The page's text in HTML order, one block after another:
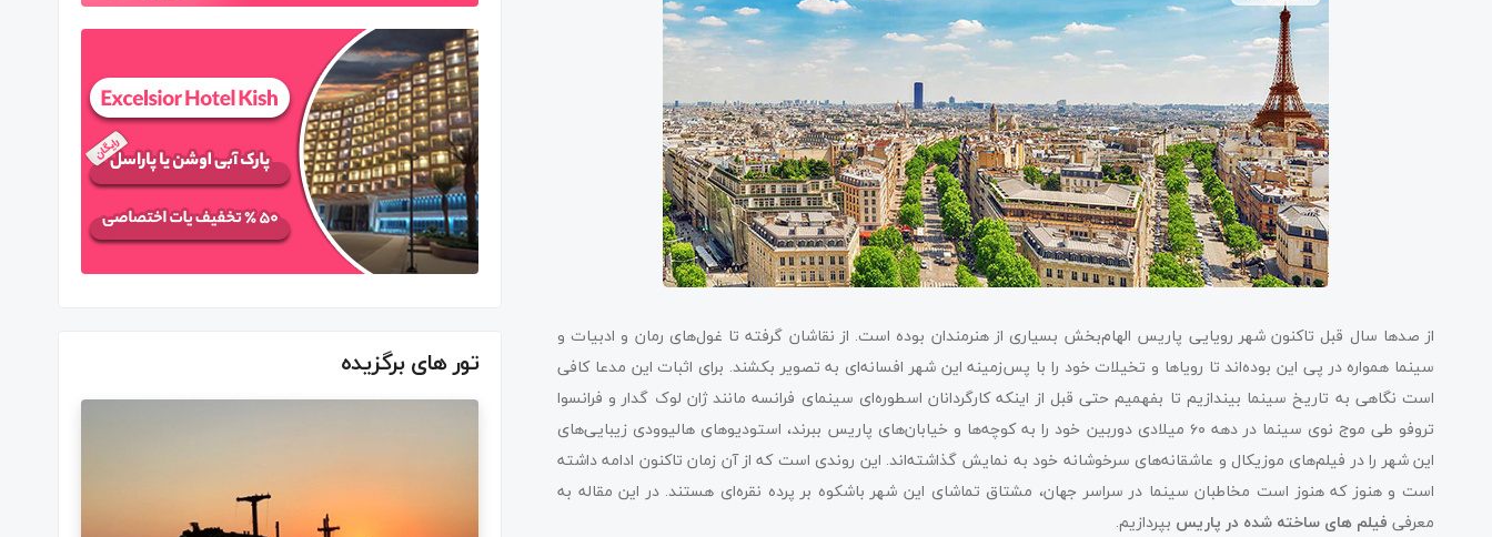
از صدها سال قبل تاکنون شهر رویایی پاریس الهام‌بخش بسیاری از هنرمندان بوده است. از نقاشان گرفته تا غول‌های رمان و ادبیات و
سینما همواره در پی این بوده‌اند تا رویاها و تخیلات خود را با پس‌زمینه این شهر افسانه‌ای به تصویر بکشند. برای اثبات این مدعا کافی
است نگاهی به تاریخ سینما بیندازیم تا بفهمیم حتی قبل از اینکه کارگردانان اسطوره‌ای سینمای فرانسه مانند ژان لوک گدار و فرانسوا
تروفو طی موج نوی سینما در دهه ۶۰ میلادی دوربین خود را به کوچه‌ها و خیابان‌های پاریس ببرند، استودیوهای هالیوودی زیبایی‌های
این شهر را در فیلم‌های موزیکال و عاشقانه‌های سرخوشانه خود به نمایش گذاشته‌اند. این روندی است که از آن زمان تاکنون ادامه داشته
است و هنوز که هنوز است مخاطبان سینما در سراسر جهان، مشتاق تماشای این شهر باشکوه بر پرده نقره‌ای هستند. در این مقاله به
معرفی فیلم های ساخته شده در پاریس بپردازیم.
تور های برگزیده